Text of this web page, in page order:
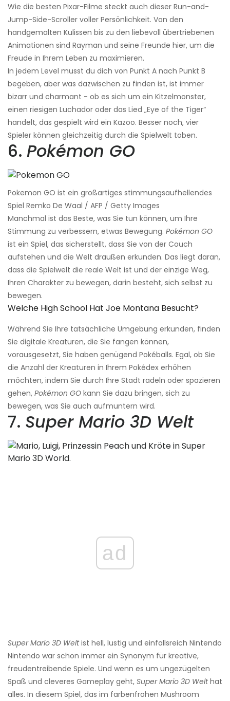
Wie die besten Pixar-Filme steckt auch dieser Run-and-
Jump-Side-Scroller voller Persönlichkeit. Von den
handgemalten Kulissen bis zu den liebevoll übertriebenen
Animationen sind Rayman und seine Freunde hier, um die
Freude in Ihrem Leben zu maximieren.
In jedem Level musst du dich von Punkt A nach Punkt B
begeben, aber was dazwischen zu finden ist, ist immer
bizarr und charmant - ob es sich um ein Kitzelmonster,
einen riesigen Luchador oder das Lied „Eye of the Tiger“
handelt, das gespielt wird ein Kazoo. Besser noch, vier
Spieler können gleichzeitig durch die Spielwelt toben.
6. Pokémon GO
Pokemon GO ist ein großartiges stimmungsaufhellendes
Spiel Remko De Waal / AFP / Getty Images
Manchmal ist das Beste, was Sie tun können, um Ihre
Stimmung zu verbessern, etwas Bewegung. Pokémon GO
ist ein Spiel, das sicherstellt, dass Sie von der Couch
aufstehen und die Welt draußen erkunden. Das liegt daran,
dass die Spielwelt die reale Welt ist und der einzige Weg,
Ihren Charakter zu bewegen, darin besteht, sich selbst zu
bewegen.
Welche High School Hat Joe Montana Besucht?
Während Sie Ihre tatsächliche Umgebung erkunden, finden
Sie digitale Kreaturen, die Sie fangen können,
vorausgesetzt, Sie haben genügend Pokéballs. Egal, ob Sie
die Anzahl der Kreaturen in Ihrem Pokédex erhöhen
möchten, indem Sie durch Ihre Stadt radeln oder spazieren
gehen, Pokémon GO kann Sie dazu bringen, sich zu
bewegen, was Sie auch aufmuntern wird.
7. Super Mario 3D Welt
ad
Super Mario 3D Weltist hell, lustig und einfallsreich Nintendo
Nintendo war schon immer ein Synonym für kreative,
freudentreibende Spiele. Und wenn es um ungezügelten
Spaß und cleveres Gameplay geht, Super Mario 3D Welthat
alles. In diesem Spiel, das im farbenfrohen Mushroom